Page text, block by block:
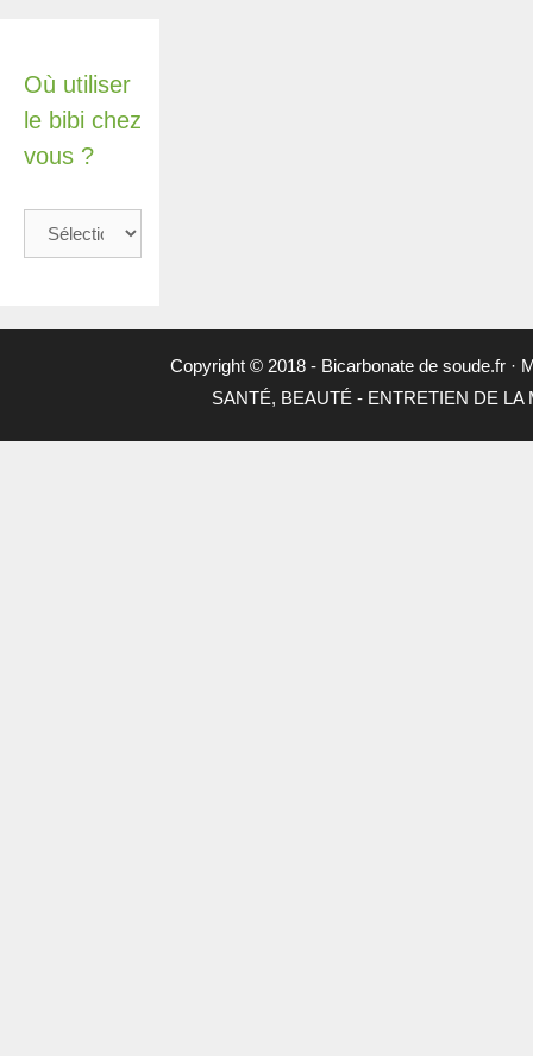
Où utiliser
le bibi chez
vous ?
utiliser
chez
Copyright © 2018 - Bicarbonate de soude.fr·
SANTÉ, BEAUTÉ - ENTRETIEN DE LA